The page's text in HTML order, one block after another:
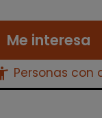
Me interesa
Personas con